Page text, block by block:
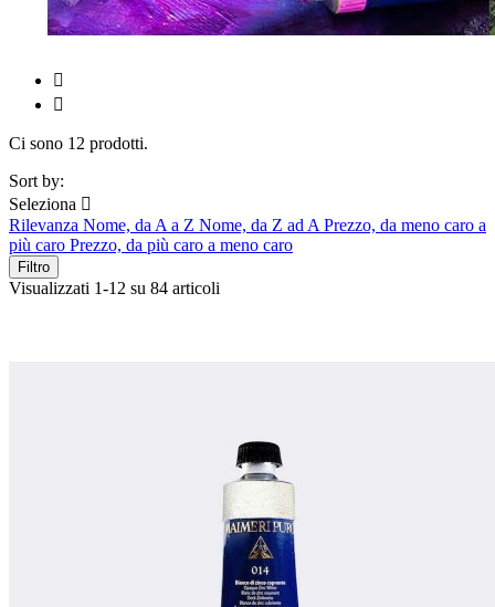


Ci sono 12 prodotti.
Sort by:
Seleziona 
Rilevanza Nome, da A a Z Nome, da Z ad A Prezzo, da meno caro a
più caro Prezzo, da più caro a meno caro
Filtro
Visualizzati 1-12 su 84 articoli